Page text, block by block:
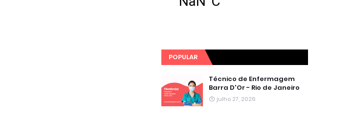
POPULAR
Técnico de Enfermagem
Barra D'Or - Rio de Janeiro
julho 27, 2026